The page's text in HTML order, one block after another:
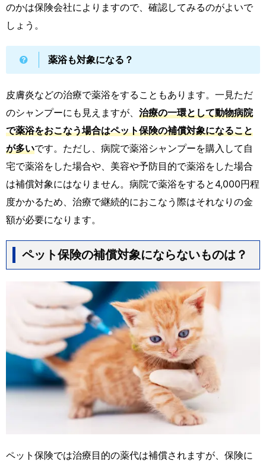
のかは保険会社によりますので、確認してみるのがよいで
しょう。
薬浴も対象になる？
皮膚炎などの治療で薬浴をすることもあります。一見ただ
のシャンプーにも見えますが、 治療の一環として動物病院
で薬浴をおこなう場合はペット保険の補償対象になること
が多いです。ただし、病院で薬浴シャンプーを購入して自
宅で薬浴をした場合や、美容や予防目的で薬浴をした場合
は補償対象にはなりません。病院で薬浴をすると4,000円程
度かかるため、治療で継続的におこなう際はそれなりの金
額が必要になります。
ペット保険の補償対象にならないものは？
ペット保険では治療目的の薬代は補償されますが、保険に